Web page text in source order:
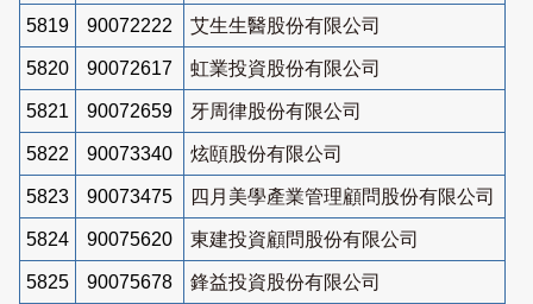
5819 90072222 艾生生醫股份有限公司
5820 90072617 虹業投資股份有限公司
5821 90072659 牙周律股份有限公司
5822 90073340 炫頤股份有限公司
5823 90073475 四月美學產業管理顧問股份有限公司
5824 90075620 東建投資顧問股份有限公司
5825 90075678 鋒益投資股份有限公司